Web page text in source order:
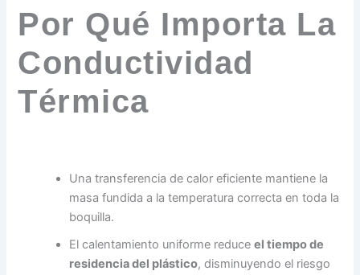
Por Qué Importa La
Conductividad
Térmica
Una transferencia de calor eficiente mantiene la
masa fundida a la temperatura correcta en toda la
boquilla.
El calentamiento uniforme reduceel tiempo de
residencia del plástico, disminuyendo el riesgo